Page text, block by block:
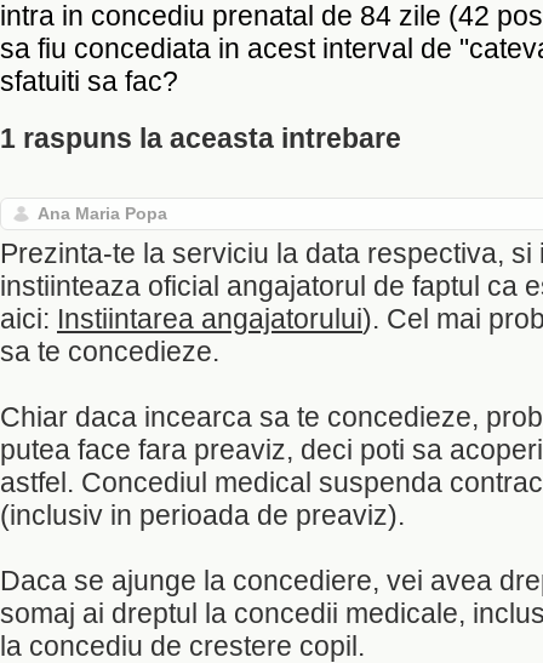
intra in concediu prenatal de 84 zile (42
sa fiu concediata in acest interval de
sfatuiti sa fac?
1 raspuns la aceasta intrebare
Ana Maria Popa
Prezinta-te la serviciu la data respectiva, si
instiinteaza oficial angajatorul de faptul ca
aici: Instiintarea angajatorului). Cel mai
sa te concedieze.
Chiar daca incearca sa te concedieze,
putea face fara preaviz, deci poti sa
astfel. Concediul medical suspenda
(inclusiv in perioada de preaviz).
Daca se ajunge la concediere, vei avea
somaj ai dreptul la concedii medicale,
la concediu de crestere copil.